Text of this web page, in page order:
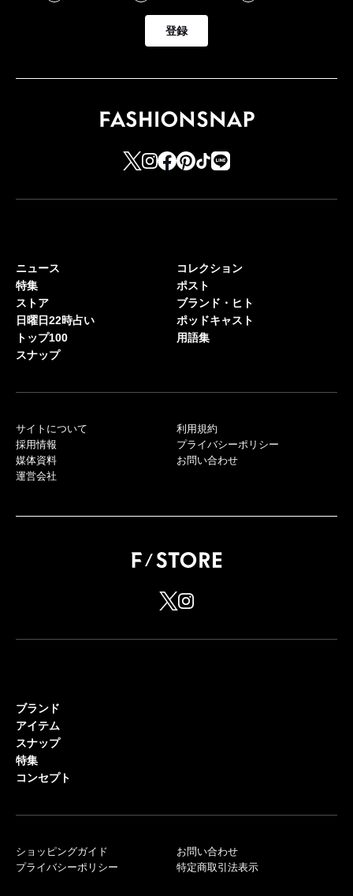
登録
ニュース
特集
ストア
日曜日22時占い
トップ100
スナップ
コレクション
ポスト
ブランド・ヒト
ポッドキャスト
用語集
サイトについて
採用情報
媒体資料
運営会社
利用規約
プライバシーポリシー
お問い合わせ
ブランド
アイテム
スナップ
特集
コンセプト
ショッピングガイド
プライバシーポリシー
お問い合わせ
特定商取引法表示